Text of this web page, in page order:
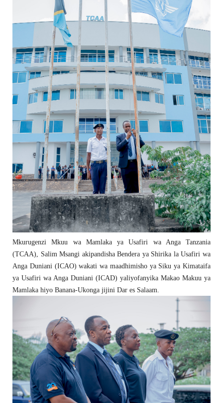
Mkurugenzi Mkuu wa Mamlaka ya Usafiri wa Anga Tanzania
(TCAA), Salim Msangi akipandisha Bendera ya Shirika la Usafiri wa
Anga Duniani (ICAO) wakati wa maadhimisho ya Siku ya Kimataifa
ya Usafiri wa Anga Duniani (ICAD) yaliyofanyika Makao Makuu ya
Mamlaka hiyo Banana-Ukonga jijini Dar es Salaam.